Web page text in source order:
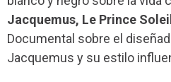
Jacquemus, Le Prince
Documental sobre el
Jacquemus y su estilo